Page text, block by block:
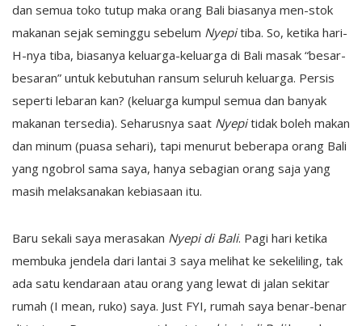
dan semua toko tutup maka orang Bali biasanya men-stok
makanan sejak seminggu sebelum Nyepitiba. So, ketika hari-
H-nya tiba, biasanya keluarga-keluarga di Bali masak “besar-
besaran” untuk kebutuhan ransum seluruh keluarga. Persis
seperti lebaran kan? (keluarga kumpul semua dan banyak
makanan tersedia). Seharusnya saat Nyepitidak boleh makan
dan minum (puasa sehari), tapi menurut beberapa orang Bali
yang ngobrol sama saya, hanya sebagian orang saja yang
masih melaksanakan kebiasaan itu.
Baru sekali saya merasakan Nyepi di Bali. Pagi hari ketika
membuka jendela dari lantai 3 saya melihat ke sekeliling, tak
ada satu kendaraan atau orang yang lewat di jalan sekitar
rumah (I mean, ruko) saya. Just FYI, rumah saya benar-benar